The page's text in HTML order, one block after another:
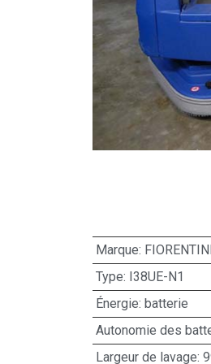
Marque: FIORENTINI
Type: I38UE-N1
Énergie: batterie
Autonomie des
Largeur de lavage: